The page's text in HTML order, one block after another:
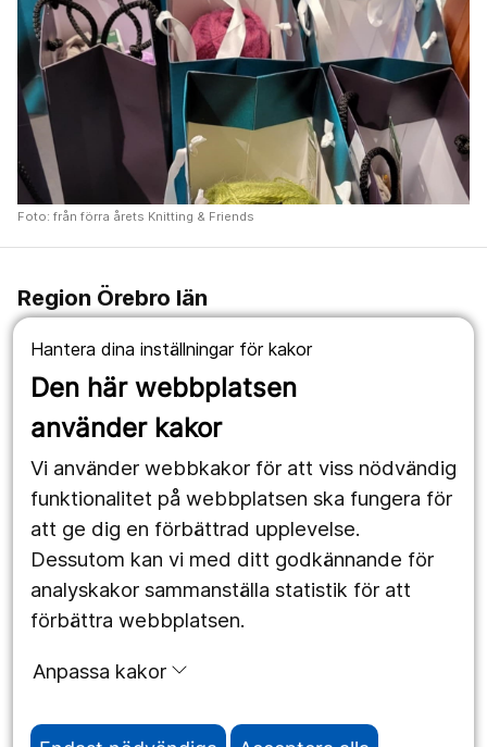
Hantera dina inställningar för kakor
Den här webbplatsen
använder kakor
Vi använder webbkakor för att viss nödvändig
funktionalitet på webbplatsen ska fungera för
att ge dig en förbättrad upplevelse.
Dessutom kan vi med ditt godkännande för
analyskakor sammanställa statistik för att
förbättra webbplatsen.
Anpassa kakor
Foto: från förra årets Knitting & Friends
Region Örebro län
019-602 10 00
#TillsammansRäddarViLiv
Om cookies
Hantering av personuppgifter
Tillgänglighetsredogörelse